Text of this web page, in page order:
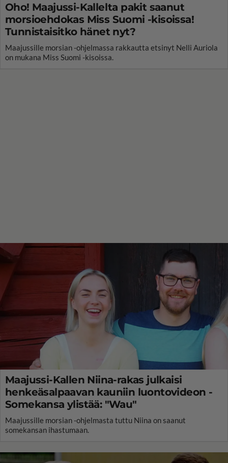
Oho! Maajussi-Kallelta pakit saanut
morsioehdokas Miss Suomi -kisoissa!
Tunnistaisitko hänet nyt?
Maajussille morsian -ohjelmassa rakkautta etsinyt Nelli Auriola
on mukana Miss Suomi -kisoissa.
Maajussi-Kallen Niina-rakas julkaisi
henkeäsalpaavan kauniin luontovideon -
Somekansa ylistää: "Wau"
Maajussille morsian -ohjelmasta tuttu Niina on saanut
somekansan ihastumaan.